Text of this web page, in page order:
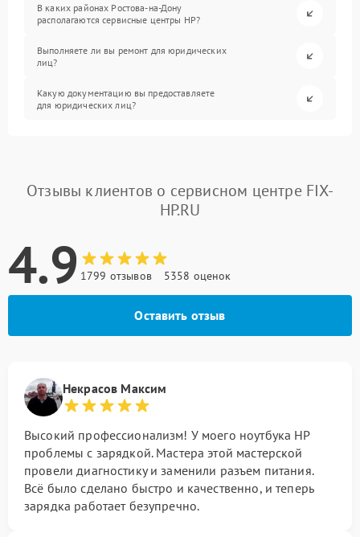
В каких районах Ростова-на-Дону
располагаются сервисные центры HP?
Выполняете ли вы ремонт для юридических
лиц?
Какую документацию вы предоставляете
для юридических лиц?
Отзывы клиентов о сервисном центре FIX-
HP.RU
4.9 1799 отзывов 5358 оценок
Оставить отзыв
Некрасов Максим
Высокий профессионализм! У моего ноутбука HP
проблемы с зарядкой. Мастера этой мастерской
провели диагностику и заменили разъем питания.
Всё было сделано быстро и качественно, и теперь
зарядка работает безупречно.